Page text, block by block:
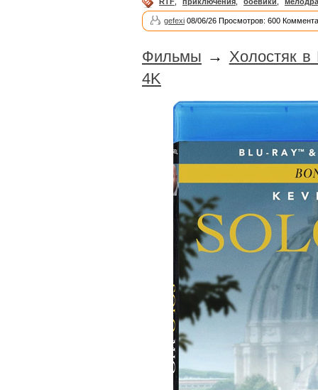
gefexi 08/06/26 Просмотров: 600
Фильмы → Холостяк
4K